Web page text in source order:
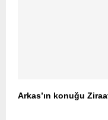
Arkas’ın konuğu